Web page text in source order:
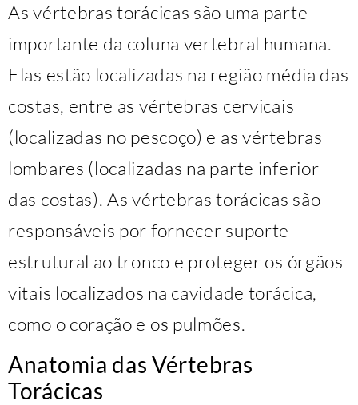
As vértebras torácicas são uma parte
importante da coluna vertebral humana.
Elas estão localizadas na região média das
costas, entre as vértebras cervicais
(localizadas no pescoço) e as vértebras
lombares (localizadas na parte inferior
das costas). As vértebras torácicas são
responsáveis por fornecer suporte
estrutural ao tronco e proteger os órgãos
vitais localizados na cavidade torácica,
como o coração e os pulmões.
Anatomia das Vértebras
Torácicas